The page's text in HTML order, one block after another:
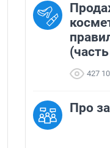
427
Про